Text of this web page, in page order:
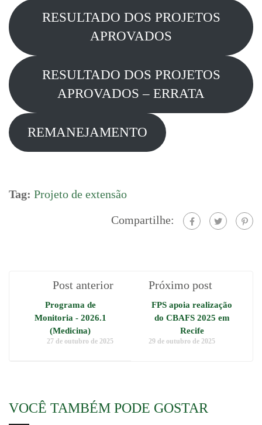
RESULTADO DOS PROJETOS
APROVADOS
RESULTADO DOS PROJETOS
APROVADOS – ERRATA
REMANEJAMENTO
Tag: Projeto de extensão
Compartilhe:
Post anterior
Programa de
Monitoria - 2026.1
(Medicina)
27 de outubro de 2025
Próximo post
FPS apoia realização
do CBAFS 2025 em
Recife
29 de outubro de 2025
VOCÊ TAMBÉM PODE GOSTAR